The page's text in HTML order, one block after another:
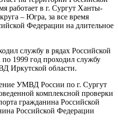
работает в г. Сургут Ханты-
– Югра, за все время
Федерации на длительное
службу в рядах Российской
1999 год проходил службу
Иркутской области.
УМВД России по г. Сургут
комплексной проверки
гражданина Российской
Российской Федерации